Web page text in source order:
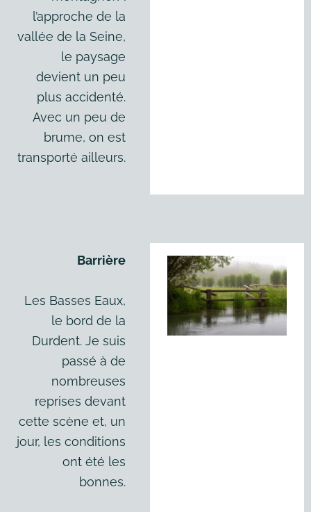
l’approche de la
vallée de la Seine,
le paysage
devient un peu
plus accidenté.
Avec un peu de
brume, on est
transporté ailleurs.
Barrière
Les Basses Eaux,
le bord de la
Durdent. Je suis
passé à de
nombreuses
reprises devant
cette scène et, un
jour, les conditions
ont été les
bonnes.